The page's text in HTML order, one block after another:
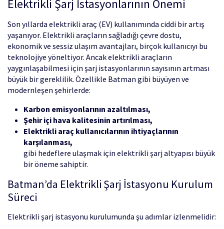
Elektrikli Şarj İstasyonlarının Önemi
Son yıllarda elektrikli araç (EV) kullanımında ciddi bir artış
yaşanıyor. Elektrikli araçların sağladığı çevre dostu,
ekonomik ve sessiz ulaşım avantajları, birçok kullanıcıyı bu
teknolojiye yöneltiyor. Ancak elektrikli araçların
yaygınlaşabilmesi için şarj istasyonlarının sayısının artması
büyük bir gereklilik. Özellikle Batman gibi büyüyen ve
modernleşen şehirlerde:
Karbon emisyonlarının azaltılması,
Şehir içi hava kalitesinin artırılması,
Elektrikli araç kullanıcılarının ihtiyaçlarının
karşılanması,
gibi hedeflere ulaşmak için elektrikli şarj altyapısı büyük
bir öneme sahiptir.
Batman’da Elektrikli Şarj İstasyonu Kurulum
Süreci
Elektrikli şarj istasyonu kurulumunda şu adımlar izlenmelidir: